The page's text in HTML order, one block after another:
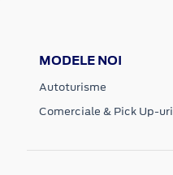
MODELE NOI
Autoturisme
Comerciale & Pick Up-uri